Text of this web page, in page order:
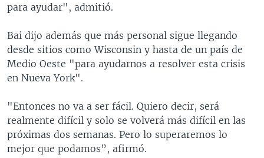
para ayudar", admitió.
Bai dijo además que más personal sigue llegando
desde sitios como Wisconsin y hasta de un país de
Medio Oeste "para ayudarnos a resolver esta crisis
en Nueva York".
"Entonces no va a ser fácil. Quiero decir, será
realmente difícil y solo se volverá más difícil en las
próximas dos semanas. Pero lo superaremos lo
mejor que podamos”, afirmó.